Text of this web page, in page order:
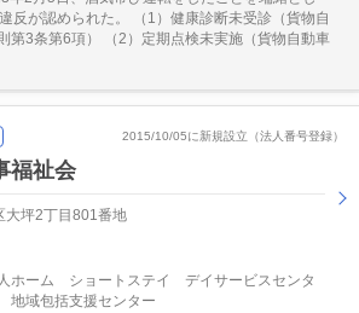
反が認められた。 （1）健康診断未受診（貨物自
第3条第6項） （2）定期点検未実施（貨物自動車
2015/10/05に新規設立（法人番号登録）
福祉会
大坪2丁目801番地
人ホーム ショートステイ デイサービスセンタ
域包括支援センター